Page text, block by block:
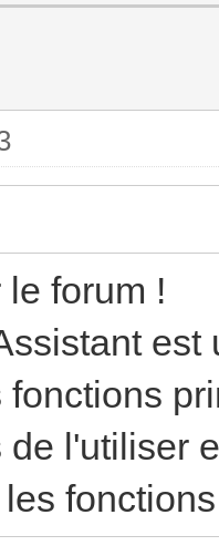
forum !
fonctions
l'utiliser